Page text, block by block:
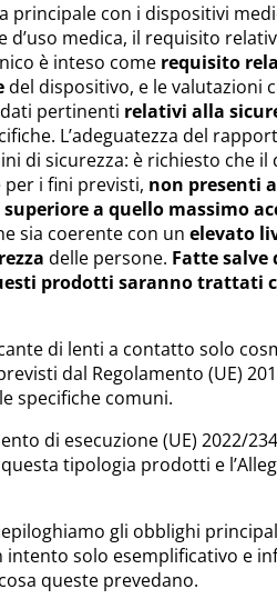
principale con i dispositivi
d’uso medica, il requisito
è inteso come requisito
del dispositivo, e le valutazioni
pertinenti relativi alla
L’adeguatezza del
di sicurezza: è richiesto che
per i fini previsti, non presenti
a quello massimo
sia coerente con un elevato
delle persone. Fatte salve
prodotti saranno trattati
di lenti a contatto solo
dal Regolamento (UE)
specifiche comuni.
di esecuzione (UE) 2022/
tipologia prodotti e
gli obblighi
intento solo esemplificativo e
queste prevedano.